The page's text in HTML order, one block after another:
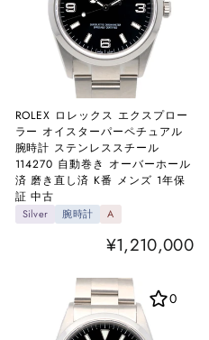
ROLEX ロレックス エクスプロー
ラー オイスターパーペチュアル
腕時計 ステンレススチール
114270 自動巻き オーバーホール
済 磨き直し済 K番 メンズ 1年保
証 中古
Silver 腕時計 A
¥1,210,000
0